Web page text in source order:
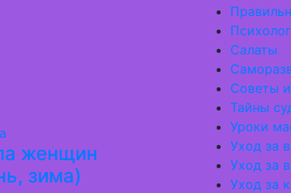
женщин
зима)
Салаты
Советы
Тайны
Уроки
Уход за
Уход за
Уход за